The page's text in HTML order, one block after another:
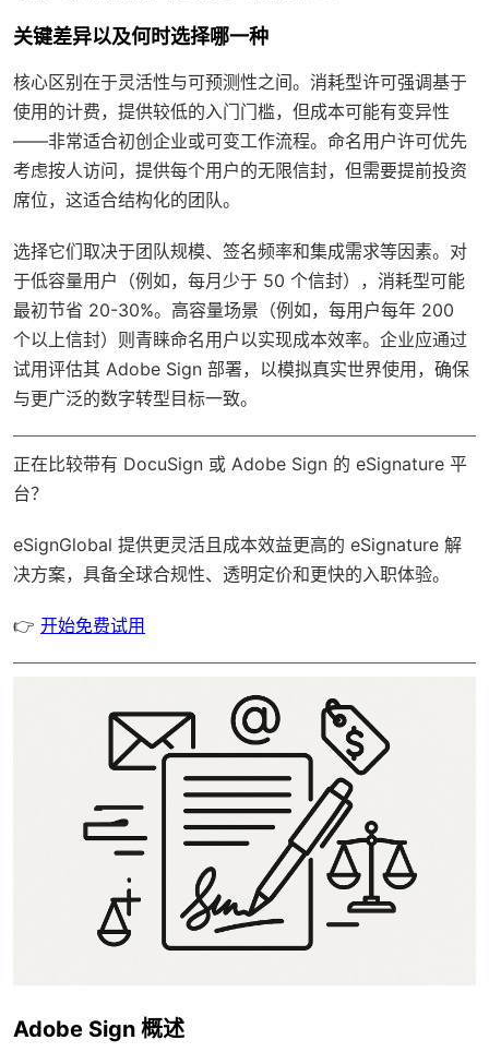
关键差异以及何时选择哪一种
核心区别在于灵活性与可预测性之间。消耗型许可强调基于
使用的计费，提供较低的入门门槛，但成本可能有变异性
——非常适合初创企业或可变工作流程。命名用户许可优先
考虑按人访问，提供每个用户的无限信封，但需要提前投资
席位，这适合结构化的团队。
选择它们取决于团队规模、签名频率和集成需求等因素。对
于低容量用户（例如，每月少于 50 个信封），消耗型可能
最初节省 20-30%。高容量场景（例如，每用户每年 200
个以上信封）则青睐命名用户以实现成本效率。企业应通过
试用评估其 Adobe Sign 部署，以模拟真实世界使用，确保
与更广泛的数字转型目标一致。
正在比较带有 DocuSign 或 Adobe Sign 的 eSignature 平
台？
eSignGlobal 提供更灵活且成本效益更高的 eSignature 解
决方案，具备全球合规性、透明定价和更快的入职体验。
👉 开始免费试用
Adobe Sign 概述